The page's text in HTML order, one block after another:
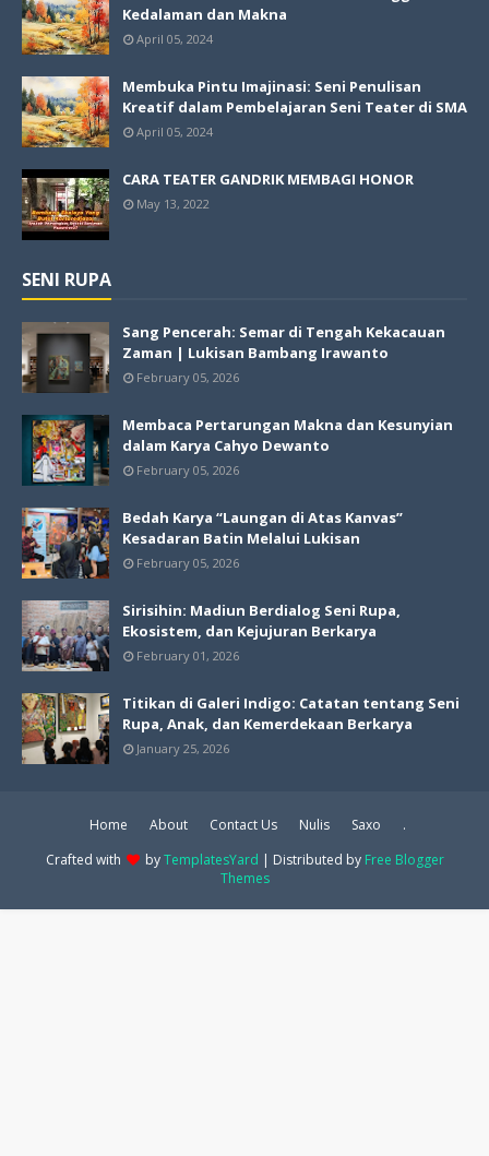
Kedalaman dan Makna
April 05, 2024
Membuka Pintu Imajinasi: Seni Penulisan
Kreatif dalam Pembelajaran Seni Teater di SMA
April 05, 2024
CARA TEATER GANDRIK MEMBAGI HONOR
May 13, 2022
SENI RUPA
Sang Pencerah: Semar di Tengah Kekacauan
Zaman | Lukisan Bambang Irawanto
February 05, 2026
Membaca Pertarungan Makna dan Kesunyian
dalam Karya Cahyo Dewanto
February 05, 2026
Bedah Karya “Laungan di Atas Kanvas”
Kesadaran Batin Melalui Lukisan
February 05, 2026
Sirisihin: Madiun Berdialog Seni Rupa,
Ekosistem, dan Kejujuran Berkarya
February 01, 2026
Titikan di Galeri Indigo: Catatan tentang Seni
Rupa, Anak, dan Kemerdekaan Berkarya
January 25, 2026
Home About Contact Us Nulis Saxo
.
Crafted with
byTemplatesYard | Distributed by Free Blogger
Themes